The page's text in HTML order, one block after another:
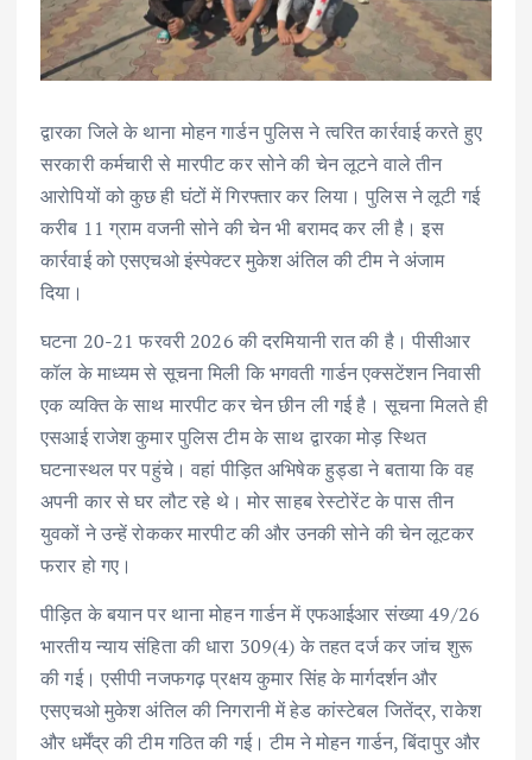
द्वारका जिले के थाना मोहन गार्डन पुलिस ने त्वरित कार्रवाई करते हुए
सरकारी कर्मचारी से मारपीट कर सोने की चेन लूटने वाले तीन
आरोपियों को कुछ ही घंटों में गिरफ्तार कर लिया। पुलिस ने लूटी गई
करीब 11 ग्राम वजनी सोने की चेन भी बरामद कर ली है। इस
कार्रवाई को एसएचओ इंस्पेक्टर मुकेश अंतिल की टीम ने अंजाम
दिया।
घटना 20-21 फरवरी 2026 की दरमियानी रात की है। पीसीआर
कॉल के माध्यम से सूचना मिली कि भगवती गार्डन एक्सटेंशन निवासी
एक व्यक्ति के साथ मारपीट कर चेन छीन ली गई है। सूचना मिलते ही
एसआई राजेश कुमार पुलिस टीम के साथ द्वारका मोड़ स्थित
घटनास्थल पर पहुंचे। वहां पीड़ित अभिषेक हुड्डा ने बताया कि वह
अपनी कार से घर लौट रहे थे। मोर साहब रेस्टोरेंट के पास तीन
युवकों ने उन्हें रोककर मारपीट की और उनकी सोने की चेन लूटकर
फरार हो गए।
पीड़ित के बयान पर थाना मोहन गार्डन में एफआईआर संख्या 49/26
भारतीय न्याय संहिता की धारा 309(4) के तहत दर्ज कर जांच शुरू
की गई। एसीपी नजफगढ़ प्रक्षय कुमार सिंह के मार्गदर्शन और
एसएचओ मुकेश अंतिल की निगरानी में हेड कांस्टेबल जितेंद्र, राकेश
और धर्मेंद्र की टीम गठित की गई। टीम ने मोहन गार्डन, बिंदापुर और